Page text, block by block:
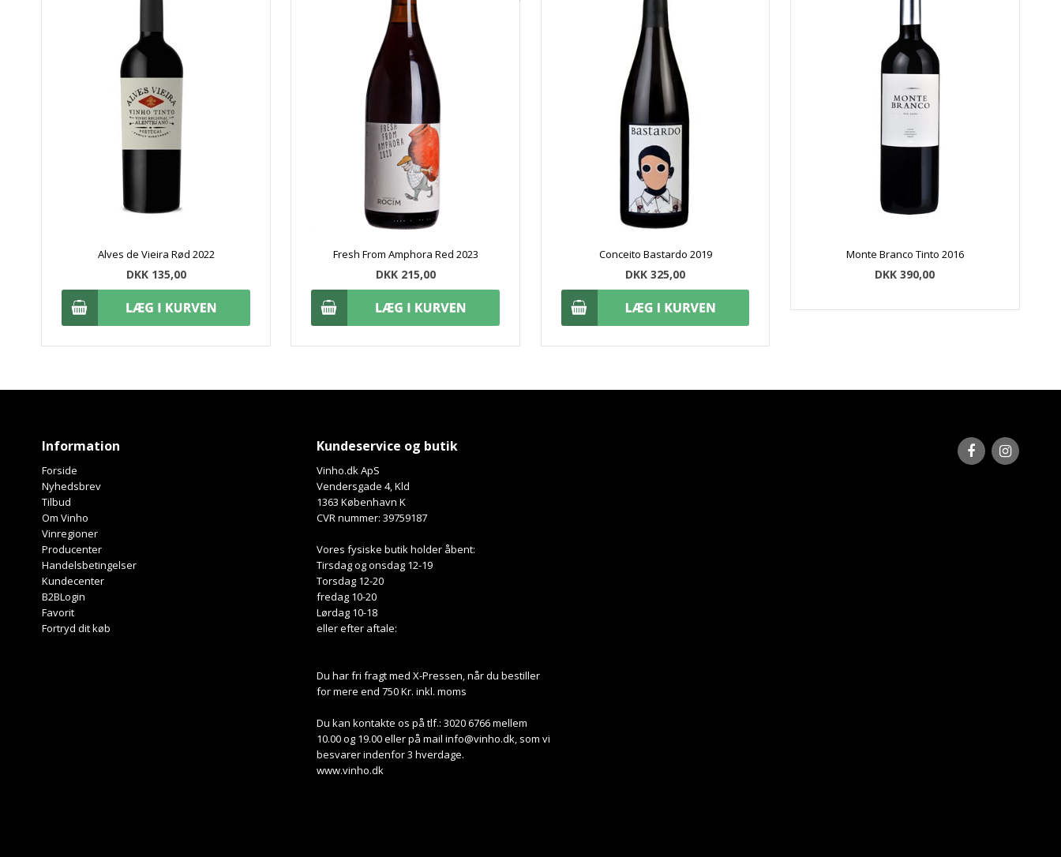
Alves de Vieira Rød 2022
DKK 135,00
Fresh From Amphora Red 2023
DKK 215,00
Conceito Bastardo 2019
DKK 325,00
Monte Branco Tinto 2016
DKK 390,00
Information
Forside
Nyhedsbrev
Tilbud
Om Vinho
Vinregioner
Producenter
Handelsbetingelser
Kundecenter
B2BLogin
Favorit
Fortryd dit køb
Kundeservice og butik
Vinho.dk ApS
Vendersgade 4, Kld
1363 København K
CVR nummer: 39759187
Vores fysiske butik holder åbent:
Tirsdag og onsdag 12-19
Torsdag 12-20
fredag 10-20
Lørdag 10-18
eller efter aftale:
Du har fri fragt med X-Pressen, når du bestiller
for mere end 750 Kr. inkl. moms
Du kan kontakte os på tlf.: 3020 6766 mellem
10.00 og 19.00 eller på mailinfo@vinho.dk, som vi
besvarer indenfor 3 hverdage.
www.vinho.dk